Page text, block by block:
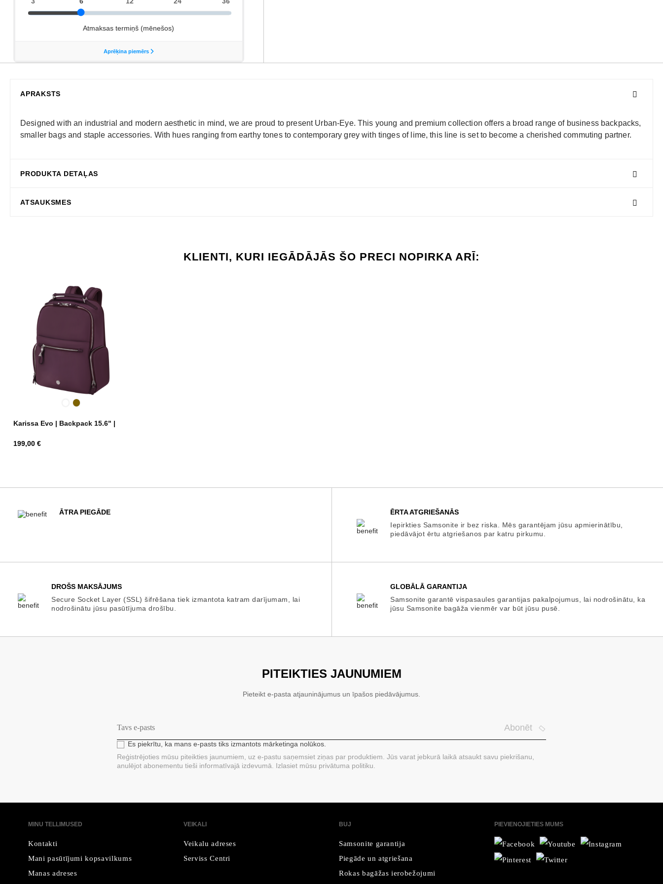
APRAKSTS
Designed with an industrial and modern aesthetic in mind, we are proud to present Urban-Eye. This young and premium collection offers a broad range of business backpacks,
smaller bags and staple accessories. With hues ranging from earthy tones to contemporary grey with tinges of lime, this line is set to become a cherished commuting partner.
PRODUKTA DETAĻAS
ATSAUKSMES
KLIENTI, KURI IEGĀDĀJĀS ŠO PRECI NOPIRKA ARĪ:
Burgundy
Nut
Karissa Evo | Backpack 15.6" |
Cena
199,00 €
ĀTRA PIEGĀDE
ĒRTA ATGRIEŠANĀS
Iepirkties Samsonite ir bez riska. Mēs garantējam jūsu apmierinātību,
piedāvājot ērtu atgriešanos par katru pirkumu.
DROŠS MAKSĀJUMS
Secure Socket Layer (SSL) šifrēšana tiek izmantota katram darījumam, lai
nodrošinātu jūsu pasūtījuma drošību.
GLOBĀLĀ GARANTIJA
Samsonite garantē vispasaules garantijas pakalpojumus, lai nodrošinātu, ka
jūsu Samsonite bagāža vienmēr var būt jūsu pusē.
PITEIKTIES JAUNUMIEM
Pieteikt e-pasta atjauninājumus un īpašos piedāvājumus.
Abonēt
Es piekrītu, ka mans e-pasts tiks izmantots mārketinga nolūkos.
Reģistrējoties mūsu piteikties jaunumiem, uz e-pastu saņemsiet ziņas par produktiem. Jūs varat jebkurā laikā atsaukt savu piekrišanu,
anulējot abonementu tieši informatīvajā izdevumā. Izlasiet mūsu privātuma politiku.
MINU TELLIMUSED
Kontakti
Mani pasūtījumi kopsavilkums
Manas adreses
VEIKALI
Veikalu adreses
Serviss Centri
BUJ
Samsonite garantija
Piegāde un atgriešana
Rokas bagāžas ierobežojumi
PIEVIENOJIETIES MUMS